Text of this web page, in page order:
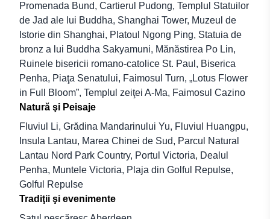
Promenada Bund, Cartierul Pudong, Templul Statuilor
de Jad ale lui Buddha, Shanghai Tower, Muzeul de
Istorie din Shanghai, Platoul Ngong Ping, Statuia de
bronz a lui Buddha Sakyamuni, Mănăstirea Po Lin,
Ruinele bisericii romano-catolice St. Paul, Biserica
Penha, Piaţa Senatului, Faimosul Turn, „Lotus Flower
in Full Bloom”, Templul zeiţei A-Ma, Faimosul Cazino
Natură şi Peisaje
Fluviul Li, Grădina Mandarinului Yu, Fluviul Huangpu,
Insula Lantau, Marea Chinei de Sud, Parcul Natural
Lantau Nord Park Country, Portul Victoria, Dealul
Penha, Muntele Victoria, Plaja din Golful Repulse,
Golful Repulse
Tradiţii şi evenimente